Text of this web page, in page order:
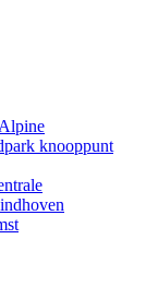
knooppunt